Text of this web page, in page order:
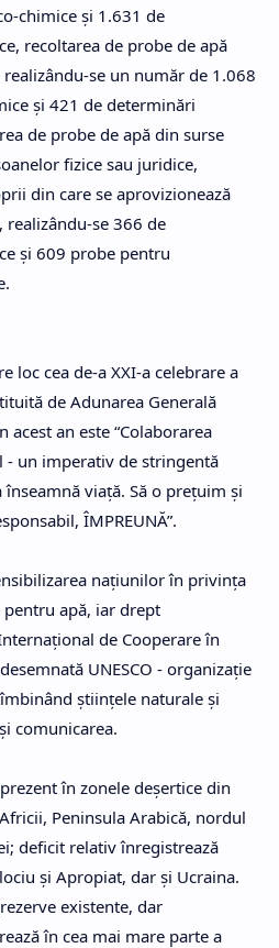
chimice şi 1.631 de
recoltarea de probe de apă
se un număr de 1.068
şi 421 de determinări
de probe de apă din surse
fizice sau juridice,
din care se aprovizionează
se 366 de
şi 609 probe pentru
loc cea de-a XXI-a celebrare a
de Adunarea Generală
an este “Colaborarea
- un imperativ de stringentă
înseamnă viaţă. Să o preţuim şi
ÎMPREUNĂ”.
naţiunilor în privinţa
apă, iar drept
de Cooperare în
UNESCO - organizaţie
ştiinţele naturale şi
comunicarea.
în zonele deşertice din
Peninsula Arabică, nordul
deficit relativ înregistrează
şi Apropiat, dar şi Ucraina.
existente, dar
în cea mai mare parte a